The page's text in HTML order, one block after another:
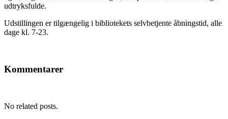
udtryksfulde.
Udstillingen er tilgængelig i bibliotekets selvbetjente åbningstid, alle
dage kl. 7-23.
Kommentarer
No related posts.